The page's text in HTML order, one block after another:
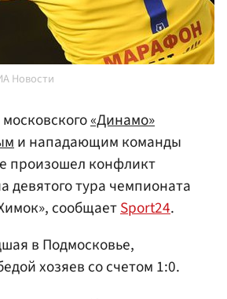
Новости
«Динамо»
и нападающим команды
произошел конфликт
девятого тура чемпионата
сообщаетSport24.
в Подмосковье,
хозяев со счетом 1:0.